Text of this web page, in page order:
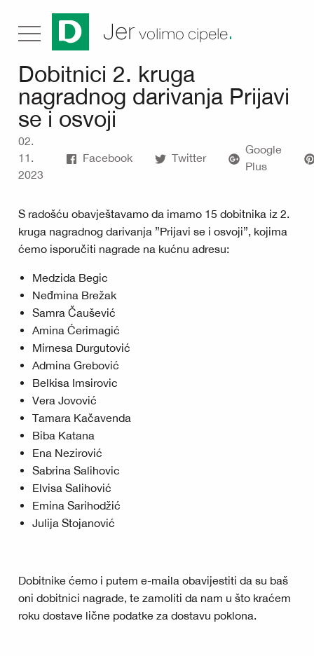
Jer volimo cipele.
Dobitnici 2. kruga
nagradnog darivanja Prijavi
se i osvoji
02.
11.
2023
Facebook Twitter
Google
Plus
S radošću obavještavamo da imamo 15 dobitnika iz 2.
kruga nagradnog darivanja ”Prijavi se i osvoji”, kojima
ćemo isporučiti nagrade na kućnu adresu:
Medzida Begic
Neđmina Brežak
Samra Čaušević
Amina Ćerimagić
Mirnesa Durgutović
Admina Grebović
Belkisa Imsirovic
Vera Jovović
Tamara Kačavenda
Biba Katana
Ena Nezirović
Sabrina Salihovic
Elvisa Salihović
Emina Sarihodžić
Julija Stojanović
Dobitnike ćemo i putem e-maila obavijestiti da su baš
oni dobitnici nagrade, te zamoliti da nam u što kraćem
roku dostave lične podatke za dostavu poklona.